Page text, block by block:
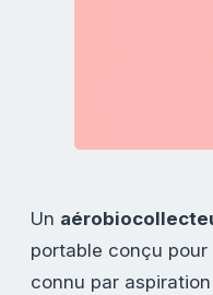
Un
portable conçu pour
connu par